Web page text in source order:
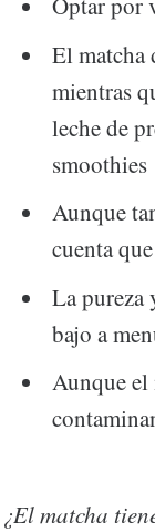
El matcha
mientras
leche de
smoothies
Aunque
cuenta
La pureza
bajo a
Aunque el
¿El matcha